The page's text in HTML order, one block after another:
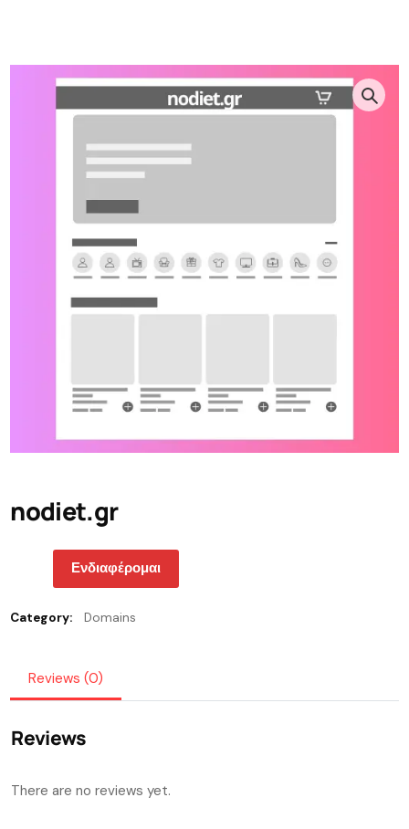
nodiet.gr
Ενδιαφέρομαι
Category: Domains
Reviews (0)
Reviews
There are no reviews yet.